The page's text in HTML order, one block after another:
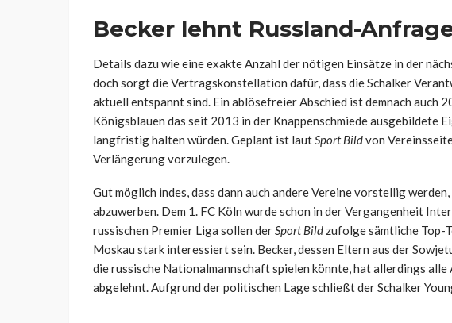
Becker lehnt Russland-
Details dazu wie eine exakte Anzahl der nötigen Einsätze in der
doch sorgt die Vertragskonstellation dafür, dass die Schalker
aktuell entspannt sind. Ein ablösefreier Abschied ist demnach auch
Königsblauen das seit 2013 in der Knappenschmiede ausgebildete
langfristig halten würden. Geplant ist lautSport Bildvon
Verlängerung vorzulegen.
Gut möglich indes, dass dann auch andere Vereine vorstellig
abzuwerben. Dem 1. FC Köln wurde schon in der Vergangenheit
russischen Premier Liga sollen derSport Bild zufolge sämtliche Top-
Moskau stark interessiert sein. Becker, dessen Eltern aus der
die russische Nationalmannschaft spielen könnte, hat allerdings alle
abgelehnt. Aufgrund der politischen Lage schließt der Schalker